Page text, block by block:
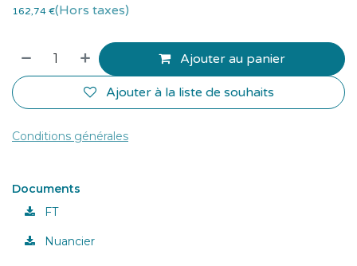
162,74 €(Hors taxes)
Ajouter au panier
Ajouter à la liste de souhaits
Conditions générales
Documents
FT
Nuancier